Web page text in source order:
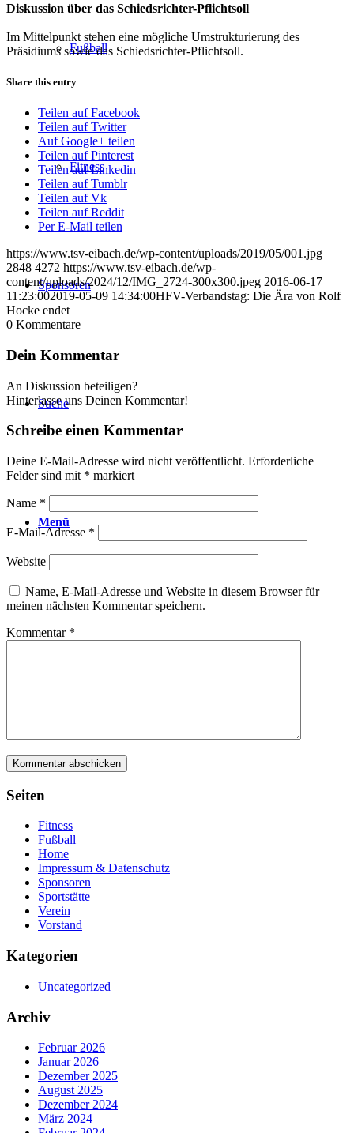
Fußball
Fitness
Sponsoren
Suche
Menü
Diskussion über das Schiedsrichter-Pflichtsoll
Im Mittelpunkt stehen eine mögliche Umstrukturierung des
Präsidiums sowie das Schiedsrichter-Pflichtsoll.
Share this entry
Teilen auf Facebook
Teilen auf Twitter
Auf Google+ teilen
Teilen auf Pinterest
Teilen auf Linkedin
Teilen auf Tumblr
Teilen auf Vk
Teilen auf Reddit
Per E-Mail teilen
https://www.tsv-eibach.de/wp-content/uploads/2019/05/001.jpg
2848 4272 https://www.tsv-eibach.de/wp-
content/uploads/2024/12/IMG_2724-300x300.jpeg 2016-06-17
11:23:002019-05-09 14:34:00HFV-Verbandstag: Die Ära von Rolf
Hocke endet
0 Kommentare
Dein Kommentar
An Diskussion beteiligen?
Hinterlasse uns Deinen Kommentar!
Schreibe einen Kommentar
Deine E-Mail-Adresse wird nicht veröffentlicht. Erforderliche
Felder sind mit * markiert
Name *
E-Mail-Adresse *
Website
Name, E-Mail-Adresse und Website in diesem Browser für
meinen nächsten Kommentar speichern.
Kommentar *
Seiten
Fitness
Fußball
Home
Impressum & Datenschutz
Sponsoren
Sportstätte
Verein
Vorstand
Kategorien
Uncategorized
Archiv
Februar 2026
Januar 2026
Dezember 2025
August 2025
Dezember 2024
März 2024